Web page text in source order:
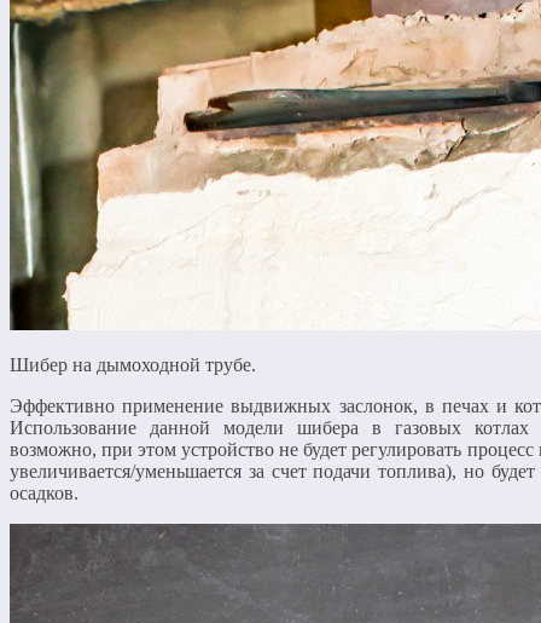
Шибер на дымоходной трубе.
Эффективно применение выдвижных заслонок, в печах и
Использование данной модели шибера в газовых
возможно, при этом устройство не будет регулировать
увеличивается/уменьшается за счет подачи топлива), но
осадков.